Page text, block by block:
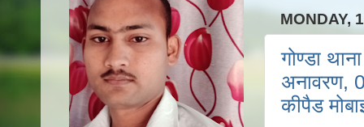
MONDAY,
गोण्डा
अनावरण,
कीपैड